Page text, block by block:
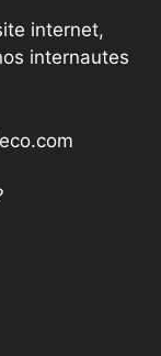
internet,
internautes